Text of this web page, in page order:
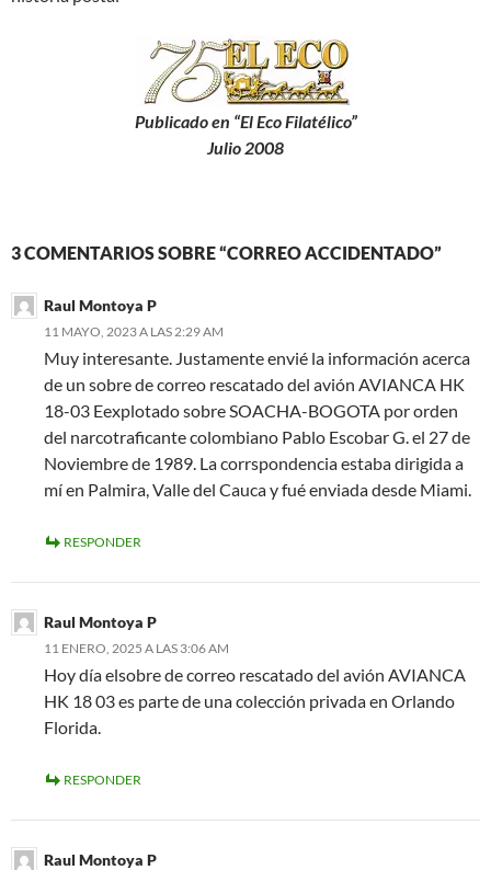
Publicado en “El Eco Filatélico”
Julio 2008
3 COMENTARIOS SOBRE “CORREO ACCIDENTADO”
Raul Montoya P
11 MAYO, 2023 A LAS 2:29 AM
Muy interesante. Justamente envié la información acerca
de un sobre de correo rescatado del avión AVIANCA HK
18-03 Eexplotado sobre SOACHA-BOGOTA por orden
del narcotraficante colombiano Pablo Escobar G. el 27 de
Noviembre de 1989. La corrspondencia estaba dirigida a
mí en Palmira, Valle del Cauca y fué enviada desde Miami.
RESPONDER
Raul Montoya P
11 ENERO, 2025 A LAS 3:06 AM
Hoy día elsobre de correo rescatado del avión AVIANCA
HK 18 03 es parte de una colección privada en Orlando
Florida.
RESPONDER
Raul Montoya P